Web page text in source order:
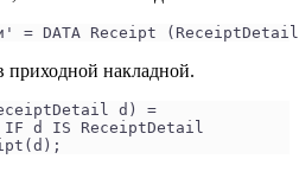
= DATA Receipt (ReceiptDetail)
приходной накладной.
d) =
d IS ReceiptDetail